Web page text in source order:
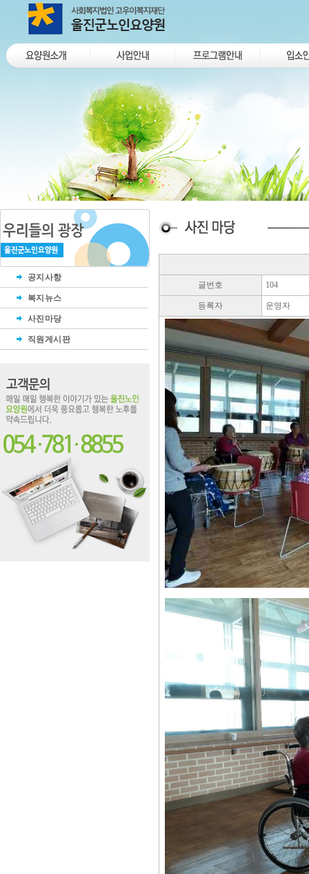
공지사항
복지뉴스
사진마당
직원게시판
글번호 104
등록자 운영자